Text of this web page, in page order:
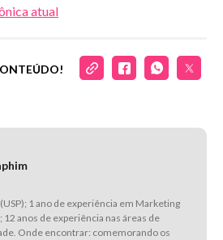
atual
1 ano de experiência em Marketing
12 anos de experiência nas áreas de
Onde encontrar: comemorando os